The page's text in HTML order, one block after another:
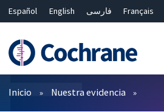
Español English فارسی
Français
Bahasa Malaysia
ไทย 繁體中文
Filtros
Inicio Nuestra evidencia